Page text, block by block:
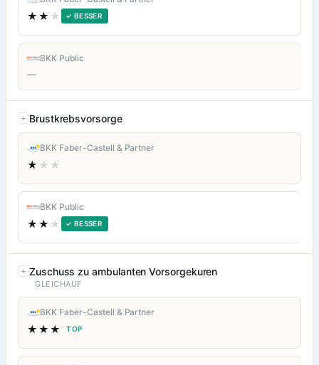
★★ ★ ✓ BESSER
BKK Public
—
Brustkrebsvorsorge
BKK Faber-Castell & Partner
★ ★★
BKK Public
★★ ★ ✓ BESSER
Zuschuss zu ambulanten Vorsorgekuren
GLEICHAUF
BKK Faber-Castell & Partner
★★★ TOP